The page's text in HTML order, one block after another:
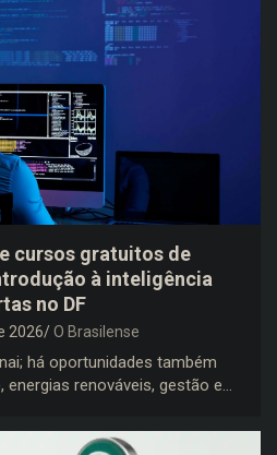
cursos gratuitos de
à inteligência
no DF
2026 O Brasilense
há oportunidades também
renováveis, gestão e…